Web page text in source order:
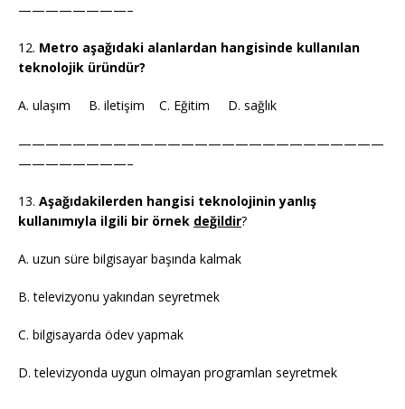
————————–
12. Metro aşağıdaki alanlardan hangisinde kullanılan
teknolojik üründür?
A. ulaşım B. iletişim C. Eğitim D. sağlık
———————————————————————————
————————–
13. Aşağıdakilerden hangisi teknolojinin yanlış
kullanımıyla ilgili bir örnek değildir?
A. uzun süre bilgisayar başında kalmak
B. televizyonu yakından seyretmek
C. bilgisayarda ödev yapmak
D. televizyonda uygun olmayan programlan seyretmek